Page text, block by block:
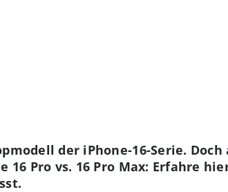
der iPhone-16-Serie.
16 Pro vs. 16 Pro Max: Erfahre